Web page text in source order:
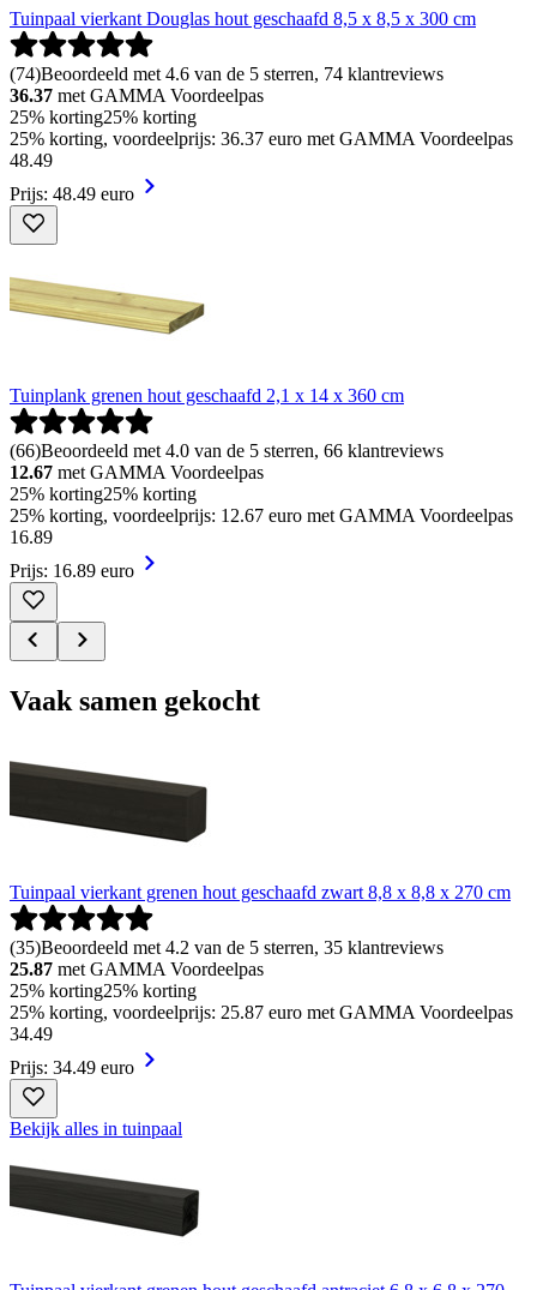
Tuinpaal vierkant Douglas hout geschaafd 8,5 x 8,5 x 300 cm
(74)Beoordeeld met 4.6 van de 5 sterren, 74 klantreviews
36.37 met GAMMA Voordeelpas
25% korting25% korting
25% korting, voordeelprijs: 36.37 euro met GAMMA Voordeelpas
48.49
Prijs: 48.49 euro
Tuinplank grenen hout geschaafd 2,1 x 14 x 360 cm
(66)Beoordeeld met 4.0 van de 5 sterren, 66 klantreviews
12.67 met GAMMA Voordeelpas
25% korting25% korting
25% korting, voordeelprijs: 12.67 euro met GAMMA Voordeelpas
16.89
Prijs: 16.89 euro
Vaak samen gekocht
Tuinpaal vierkant grenen hout geschaafd zwart 8,8 x 8,8 x 270 cm
(35)Beoordeeld met 4.2 van de 5 sterren, 35 klantreviews
25.87 met GAMMA Voordeelpas
25% korting25% korting
25% korting, voordeelprijs: 25.87 euro met GAMMA Voordeelpas
34.49
Prijs: 34.49 euro
Bekijk alles in tuinpaal